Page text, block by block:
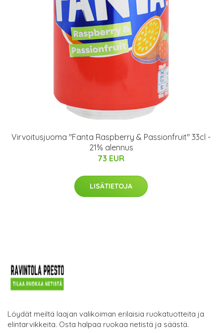
Virvoitusjuoma "Fanta Raspberry & Passionfruit" 33cl -
21% alennus
73 EUR
LISÄTIETOJA
Löydät meiltä laajan valikoiman erilaisia ruokatuotteita ja
elintarvikkeita. Osta halpaa ruokaa netistä ja säästä.